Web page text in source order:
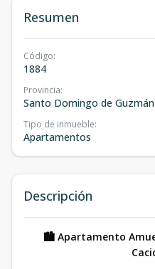
Resumen
Código:
1884
Provincia:
Santo Domingo de Guzmán
Tipo de inmueble:
Apartamentos
Descripción
🏙️ Apartamento